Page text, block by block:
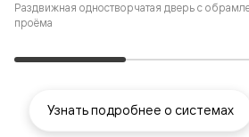
Раздвижная одностворчатая дверь с
проёма
Узнать подробнее о системах